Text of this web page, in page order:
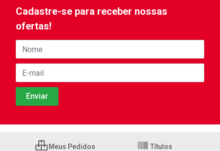
Cadastre-se para receber nossas
ofertas!
Meus Pedidos Títulos